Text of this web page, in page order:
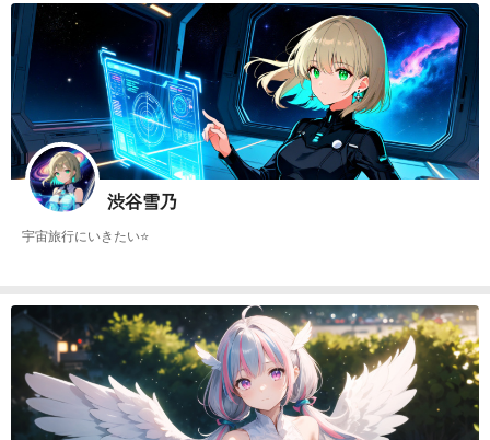
渋谷雪乃
宇宙旅行にいきたい⭐️